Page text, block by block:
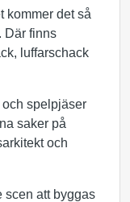
kommer det så
Där finns
luffarschack
spelpjäser
saker på
och
scen att byggas